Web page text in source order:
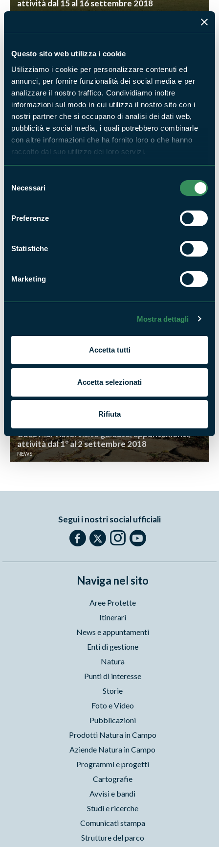
Questo sito web utilizza i cookie
Utilizziamo i cookie per personalizzare contenuti ed
annunci, per fornire funzionalità dei social media e per
analizzare il nostro traffico. Condividiamo inoltre
informazioni sul modo in cui utilizza il nostro sito con i
nostri partner che si occupano di analisi dei dati web,
pubblicità e social media, i quali potrebbero combinarle
con altre informazioni che ha fornito loro o che hanno
raccolto dal suo utilizzo dei loro servizi.
delNecessari
Preferenze
Statistiche
Marketing
Mostra dettagli
Accetta tutti
Accetta selezionati
Rifiuta
attività dal 15 al 16 settembre 2018
NEWS
Appuntamenti d'autunno alla Collina degli
Asinelli
Il gioco dell'Orienteering nel Parco
Cose Mai Viste: visite guidate, appuntamenti,
attività dall'8 al 9 settembre 2018
Cose Mai Viste: visite guidate, appuntamenti,
attività dal 1° al 2 settembre 2018
NEWS
Segui i nostri social ufficiali
Naviga nel sito
Aree Protette
Itinerari
News e appuntamenti
Enti di gestione
Natura
Punti di interesse
Storie
Foto e Video
Pubblicazioni
Prodotti Natura in Campo
Aziende Natura in Campo
Programmi e progetti
Cartografie
Avvisi e bandi
Studi e ricerche
Comunicati stampa
Strutture del parco